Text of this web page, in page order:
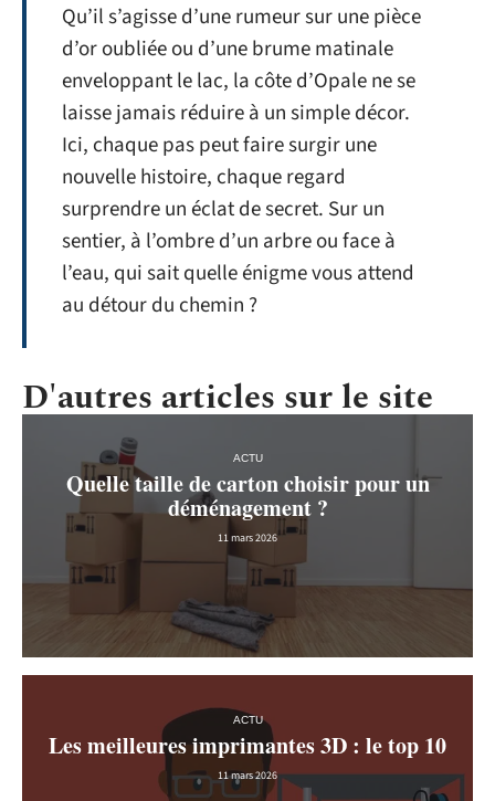
Qu’il s’agisse d’une rumeur sur une pièce
d’or oubliée ou d’une brume matinale
enveloppant le lac, la côte d’Opale ne se
laisse jamais réduire à un simple décor.
Ici, chaque pas peut faire surgir une
nouvelle histoire, chaque regard
surprendre un éclat de secret. Sur un
sentier, à l’ombre d’un arbre ou face à
l’eau, qui sait quelle énigme vous attend
au détour du chemin ?
D'autres articles sur le site
ACTU
Quelle taille de carton choisir pour un
déménagement ?
11 mars 2026
ACTU
Les meilleures imprimantes 3D : le top 10
11 mars 2026